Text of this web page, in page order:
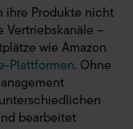
ihre Produkte nicht
Vertriebskanäle –
wie Amazon
Plattformen. Ohne
bearbeitet